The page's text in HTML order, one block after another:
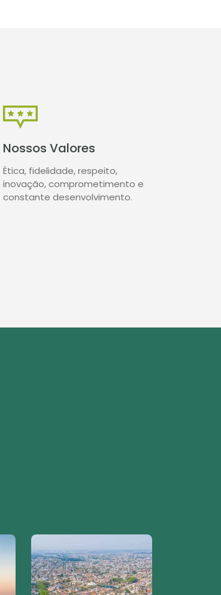
Nossos Valores
Ética, fidelidade, respeito,
inovação, comprometimento e
constante desenvolvimento.